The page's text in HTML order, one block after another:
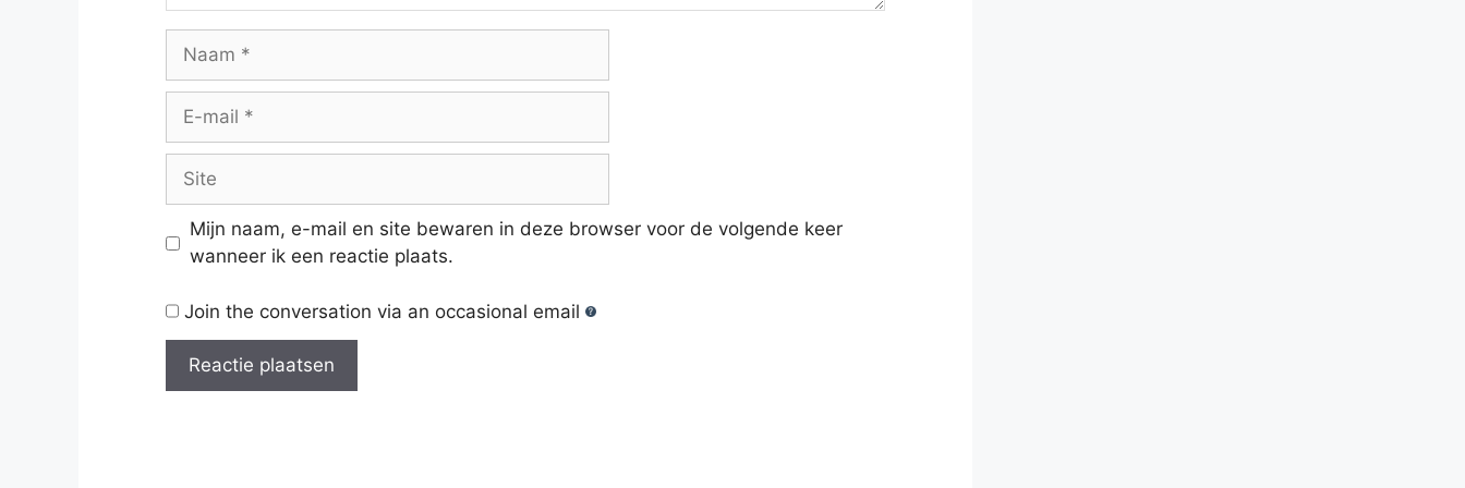
Naam
Site
Mijn naam, e-mail en site bewaren in deze browser voor de volgende keer
wanneer ik een reactie plaats.
Join the conversation via an occasional email